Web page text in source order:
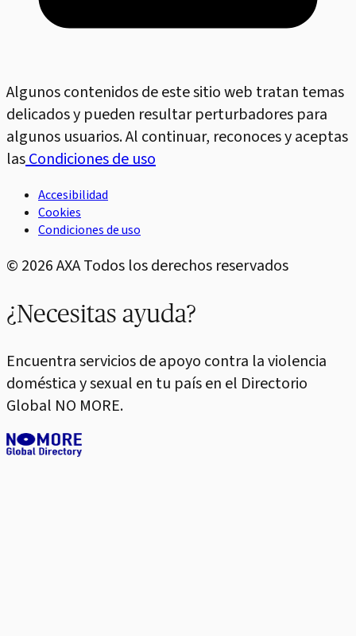
Algunos contenidos de este sitio web tratan temas
delicados y pueden resultar perturbadores para
algunos usuarios. Al continuar, reconoces y aceptas
lasCondiciones de uso
Accesibilidad
Cookies
Condiciones de uso
© 2026AXA Todos los derechos reservados
¿Necesitas ayuda?
Encuentra servicios de apoyo contra la violencia
doméstica y sexual en tu país en el Directorio
Global NO MORE.